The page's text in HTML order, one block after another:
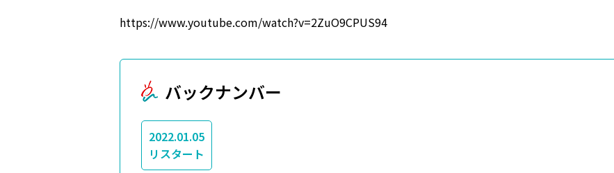
https://www.youtube.com/watch?v=2ZuO9CPUS94
バックナンバー
2022.01.05
リスタート